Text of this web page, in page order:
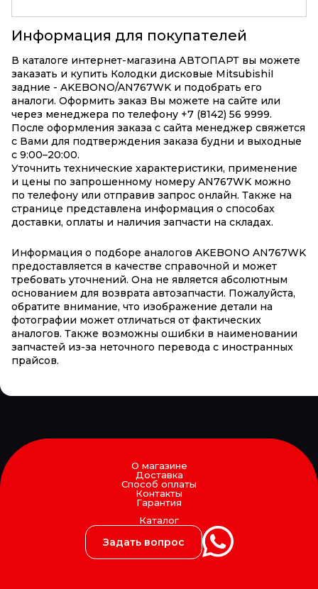
Информация для покупателей
В каталоге интернет-магазина АВТОПАРТ вы можете
заказать и купить Колодки дисковые MitsubishiI
задние - AKEBONO/AN767WK и подобрать его
аналоги. Оформить заказ Вы можете на сайте или
через менеджера по телефону +7 (8142) 56 9999.
После оформления заказа с сайта менеджер свяжется
с Вами для подтверждения заказа будни и выходные
с 9:00–20:00.
Уточнить технические характеристики, применение
и цены по запрошенному номеру AN767WK можно
по телефону или отправив запрос онлайн. Также на
странице представлена информация о способах
доставки, оплаты и наличия запчасти на складах.
Информация о подборе аналогов AKEBONO AN767WK
предоставляется в качестве справочной и может
требовать уточнений. Она не является абсолютным
основанием для возврата автозапчасти. Пожалуйста,
обратите внимание, что изображение детали на
фотографии может отличаться от фактических
аналогов. Также возможны ошибки в наименовании
запчастей из-за неточного перевода с иностранных
прайсов.
О магазине
Доставка
Способ оплаты
Контакты
Гарантия
Каталог
Задать вопрос